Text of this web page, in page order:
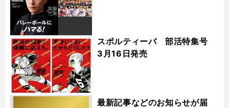
スポルティーバ 部活特集号
3月16日発売
最新記事などのお知らせが届